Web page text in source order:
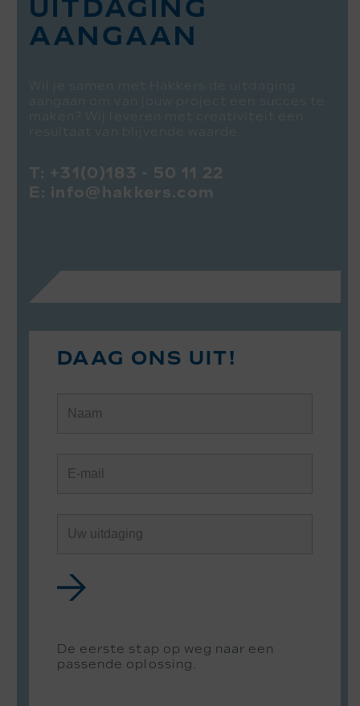
UITDAGING
AANGAAN
Wil je samen met Hakkers de uitdaging
aangaan om van jouw project een succes te
maken? Wij leveren met creativiteit een
resultaat van blijvende waarde.
T: +31(0)183 - 50 11 22
E: info@hakkers.com
DAAG ONS UIT!
De eerste stap op weg naar een
passende oplossing.